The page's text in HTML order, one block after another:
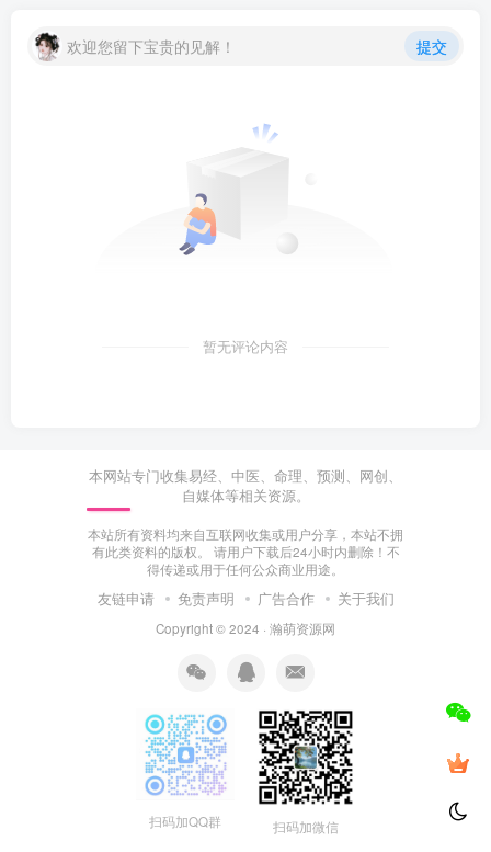
欢迎您留下宝贵的见解！ 提交
暂无评论内容
本网站专门收集易经、中医、命理、预测、网创、
自媒体等相关资源。
本站所有资料均来自互联网收集或用户分享，本站不拥
有此类资料的版权。 请用户下载后24小时内删除！不
得传递或用于任何公众商业用途。
友链申请 免责声明 广告合作 关于我们
Copyright © 2024 · 瀚萌资源网
扫码加QQ群 扫码加微信